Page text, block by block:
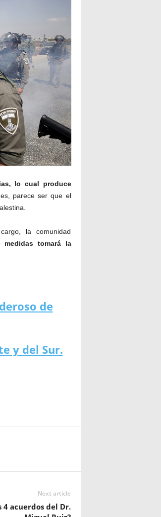
lo cual produce
parece ser que el
la comunidad
medidas tomará la
de
y del Sur.
Next article
4 acuerdos del Dr.